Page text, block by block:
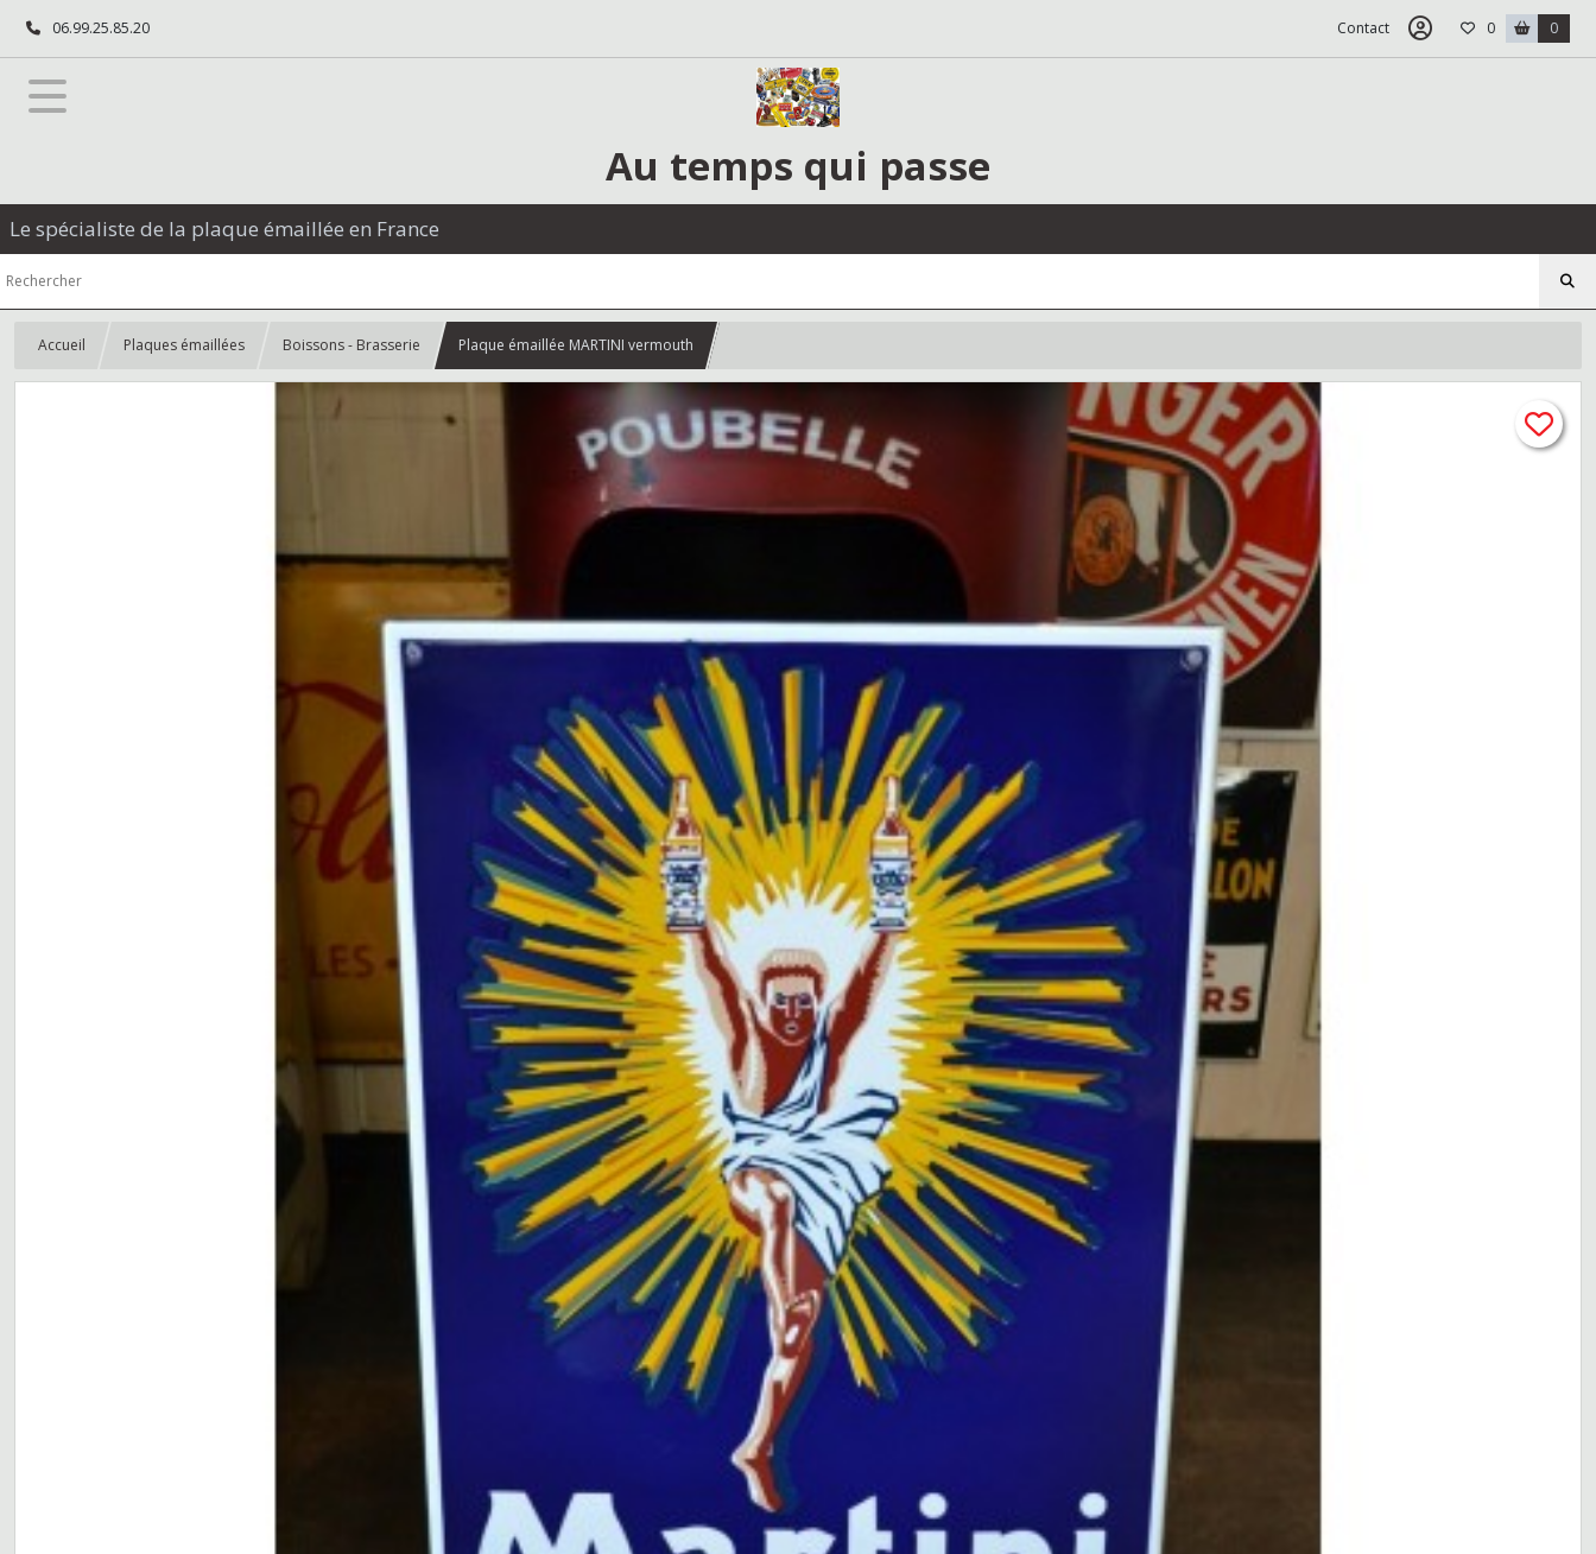
06.99.25.85.20 Contact 0 0
Au temps qui passe
Le spécialiste de la plaque émaillée en France
Accueil Plaques émaillées Boissons - Brasserie Plaque émaillée MARTINI vermouth